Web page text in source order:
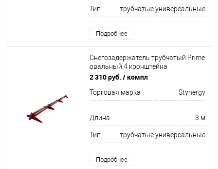
Тип трубчатые универсальные
Подробнее
Снегозадержатель трубчатый Prime
овальный 4 кронштейна
Оцинков+порошковый окрас
2 310 руб. / компл
Торговая марка Stynergy
Длина 3 м
Тип трубчатые универсальные
Подробнее